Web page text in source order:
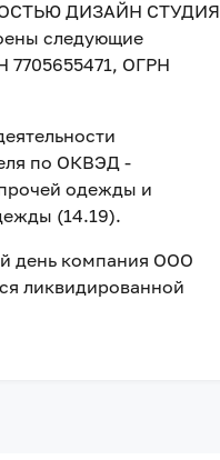
ДИЗАЙН СТУДИЯ
следующие
7705655471, ОГРН
по ОКВЭД -
одежды и
(14.19).
день компания ООО
ликвидированной